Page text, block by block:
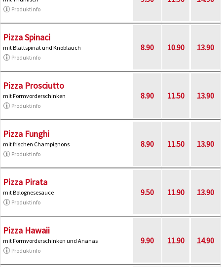
Produktinfo
Pizza Spinaci
mit Blattspinat und Knoblauch
Produktinfo
8.90 10.90 13.90
Pizza Prosciutto
mit Formvorderschinken
Produktinfo
8.90 11.50 13.90
Pizza Funghi
mit frischen Champignons
Produktinfo
8.90 11.50 13.90
Pizza Pirata
mit Bolognesesauce
Produktinfo
9.50 11.90 13.90
Pizza Hawaii
mit Formvorderschinken und Ananas
Produktinfo
9.90 11.90 14.90